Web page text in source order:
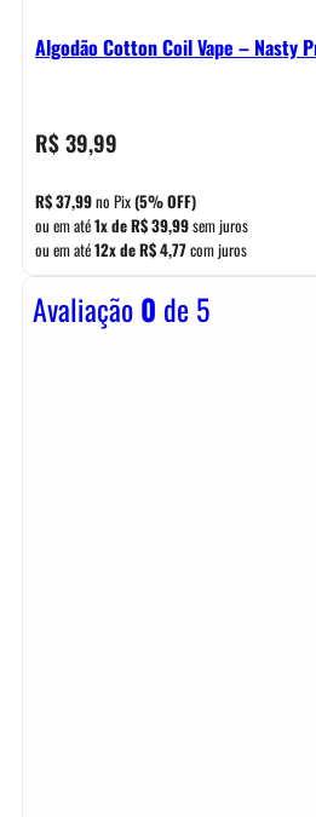
Algodão Cotton Coil Vape – Nasty
R$39,99
R$37,99no Pix(5% OFF)
ou em até1x deR$39,99sem juros
ou em até12x deR$4,77com juros
Avaliação0 de 5